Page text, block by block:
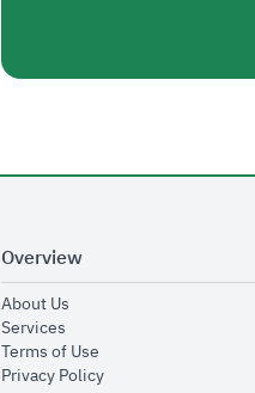
Overview
About Usopens in new window
Servicesopens in new window
Terms of Useopens in new window
Privacy Policyopens in new window